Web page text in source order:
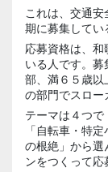
これは、交通
期に募集してい
応募資格は、
いる人です。
部、満６５歳以
の部門でスロー
テーマは４つで
「自転車・特
の根絶」から選
ンをつくって応